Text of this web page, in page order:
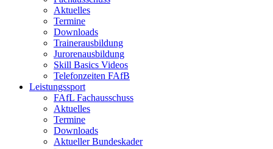
Aktuelles
Termine
Downloads
Trainerausbildung
Jurorenausbildung
Skill Basics Videos
Telefonzeiten FAfB
Leistungssport
FAfL Fachausschuss
Aktuelles
Termine
Downloads
Aktueller Bundeskader